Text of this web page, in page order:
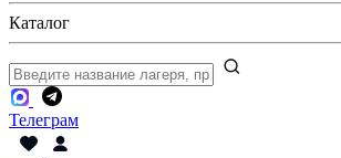
Каталог
Телеграм